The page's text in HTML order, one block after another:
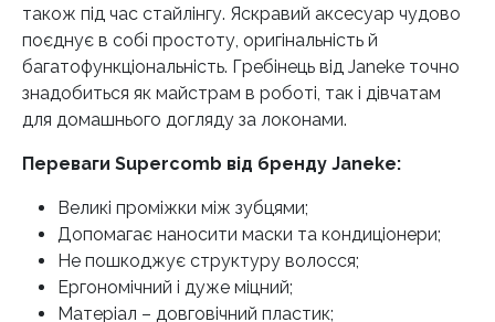
також під час стайлінгу. Яскравий аксесуар чудово
поєднує в собі простоту, оригінальність й
багатофункціональність. Гребінець від Janeke точно
знадобиться як майстрам в роботі, так і дівчатам
для домашнього догляду за локонами.
Переваги Supercomb від бренду Janeke:
Великі проміжки між зубцями;
Допомагає наносити маски та кондиціонери;
Не пошкоджує структуру волосся;
Ергономічний і дуже міцний;
Матеріал – довговічний пластик;